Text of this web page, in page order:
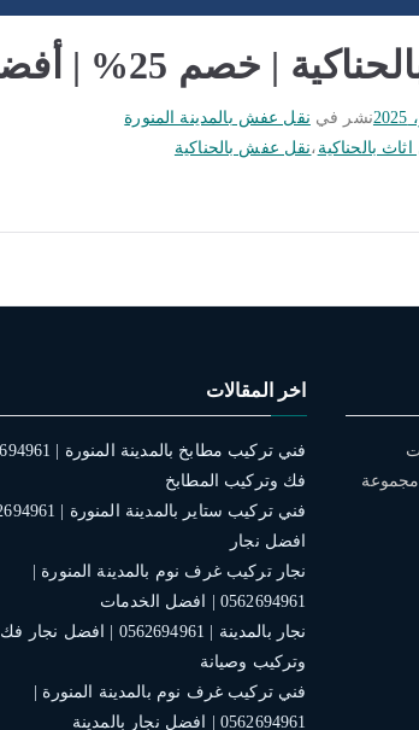
| أفضل خدمات نقل الاثاث
نشر في نقل عفش بالمدينة المنورة
بالحناكية ،نقل عفش بالحناكية
مجموعة
اخر المقالات
فك وتركيب المطابخ
افضل نجار
نجار تركيب غرف نوم بالمدينة المنورة |
0562694961 | افضل الخدمات
نجار بالمدينة | 0562694961 | افضل نجار فك
وتركيب وصيانة
فني تركيب غرف نوم بالمدينة المنورة |
0562694961 | افضل نجار بالمدينة